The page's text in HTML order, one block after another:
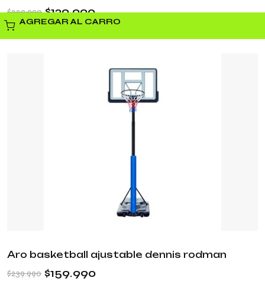
AGREGAR AL CARRO
$229.990 $129.990
Aro basketball ajustable dennis rodman
$239.990 $159.990